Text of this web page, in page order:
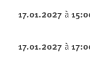
17.01.2027à
17.01.2027à